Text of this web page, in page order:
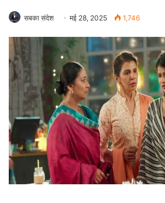
सबका संदेश मई 28, 2025 1,746